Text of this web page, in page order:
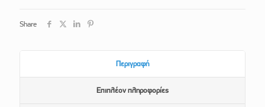
Share
Περιγραφή
Επιπλέον πληροφορίες